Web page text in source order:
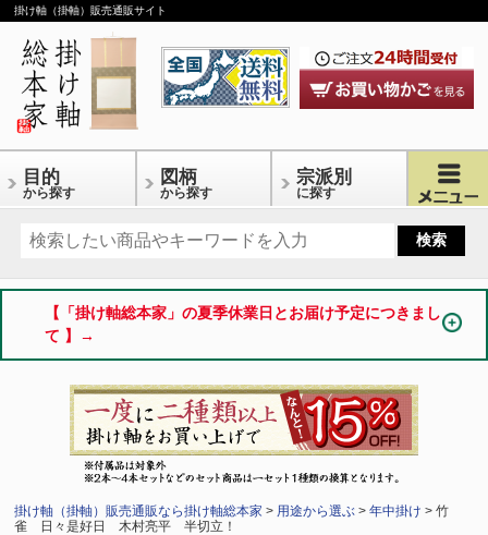
掛け軸（掛軸）販売通販サイト
目的
から探す
図柄
から探す
宗派別
に探す
【「掛け軸総本家」の夏季休業日とお届け予定につきまし
て 】→
掛け軸（掛軸）販売通販なら掛け軸総本家 > 用途から選ぶ >年中掛け > 竹
雀 日々是好日 木村亮平 半切立！